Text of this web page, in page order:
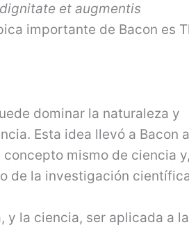
et augmentis
importante de Bacon es
dominar la naturaleza y
Esta idea llevó a Bacon a
mismo de ciencia y,
de la investigación
y la ciencia, ser aplicada a la